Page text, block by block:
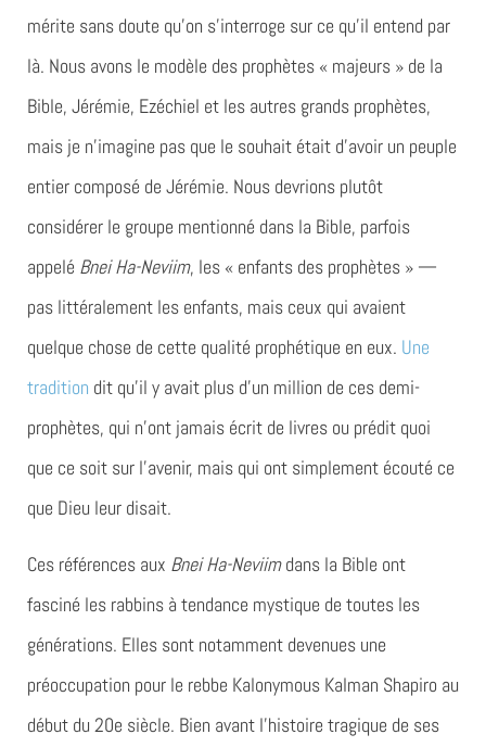
mérite sans doute qu’on s’interroge sur ce qu’il entend par
là. Nous avons le modèle des prophètes « majeurs » de la
Bible, Jérémie, Ezéchiel et les autres grands prophètes,
mais je n’imagine pas que le souhait était d’avoir un peuple
entier composé de Jérémie. Nous devrions plutôt
considérer le groupe mentionné dans la Bible, parfois
appelé Bnei Ha-Neviim, les « enfants des prophètes » —
pas littéralement les enfants, mais ceux qui avaient
quelque chose de cette qualité prophétique en eux. Une
tradition dit qu’il y avait plus d’un million de ces demi-
prophètes, qui n’ont jamais écrit de livres ou prédit quoi
que ce soit sur l’avenir, mais qui ont simplement écouté ce
que Dieu leur disait.
Ces références aux Bnei Ha-Neviimdans la Bible ont
fasciné les rabbins à tendance mystique de toutes les
générations. Elles sont notamment devenues une
préoccupation pour le rebbe Kalonymous Kalman Shapiro au
début du 20e siècle. Bien avant l’histoire tragique de ses